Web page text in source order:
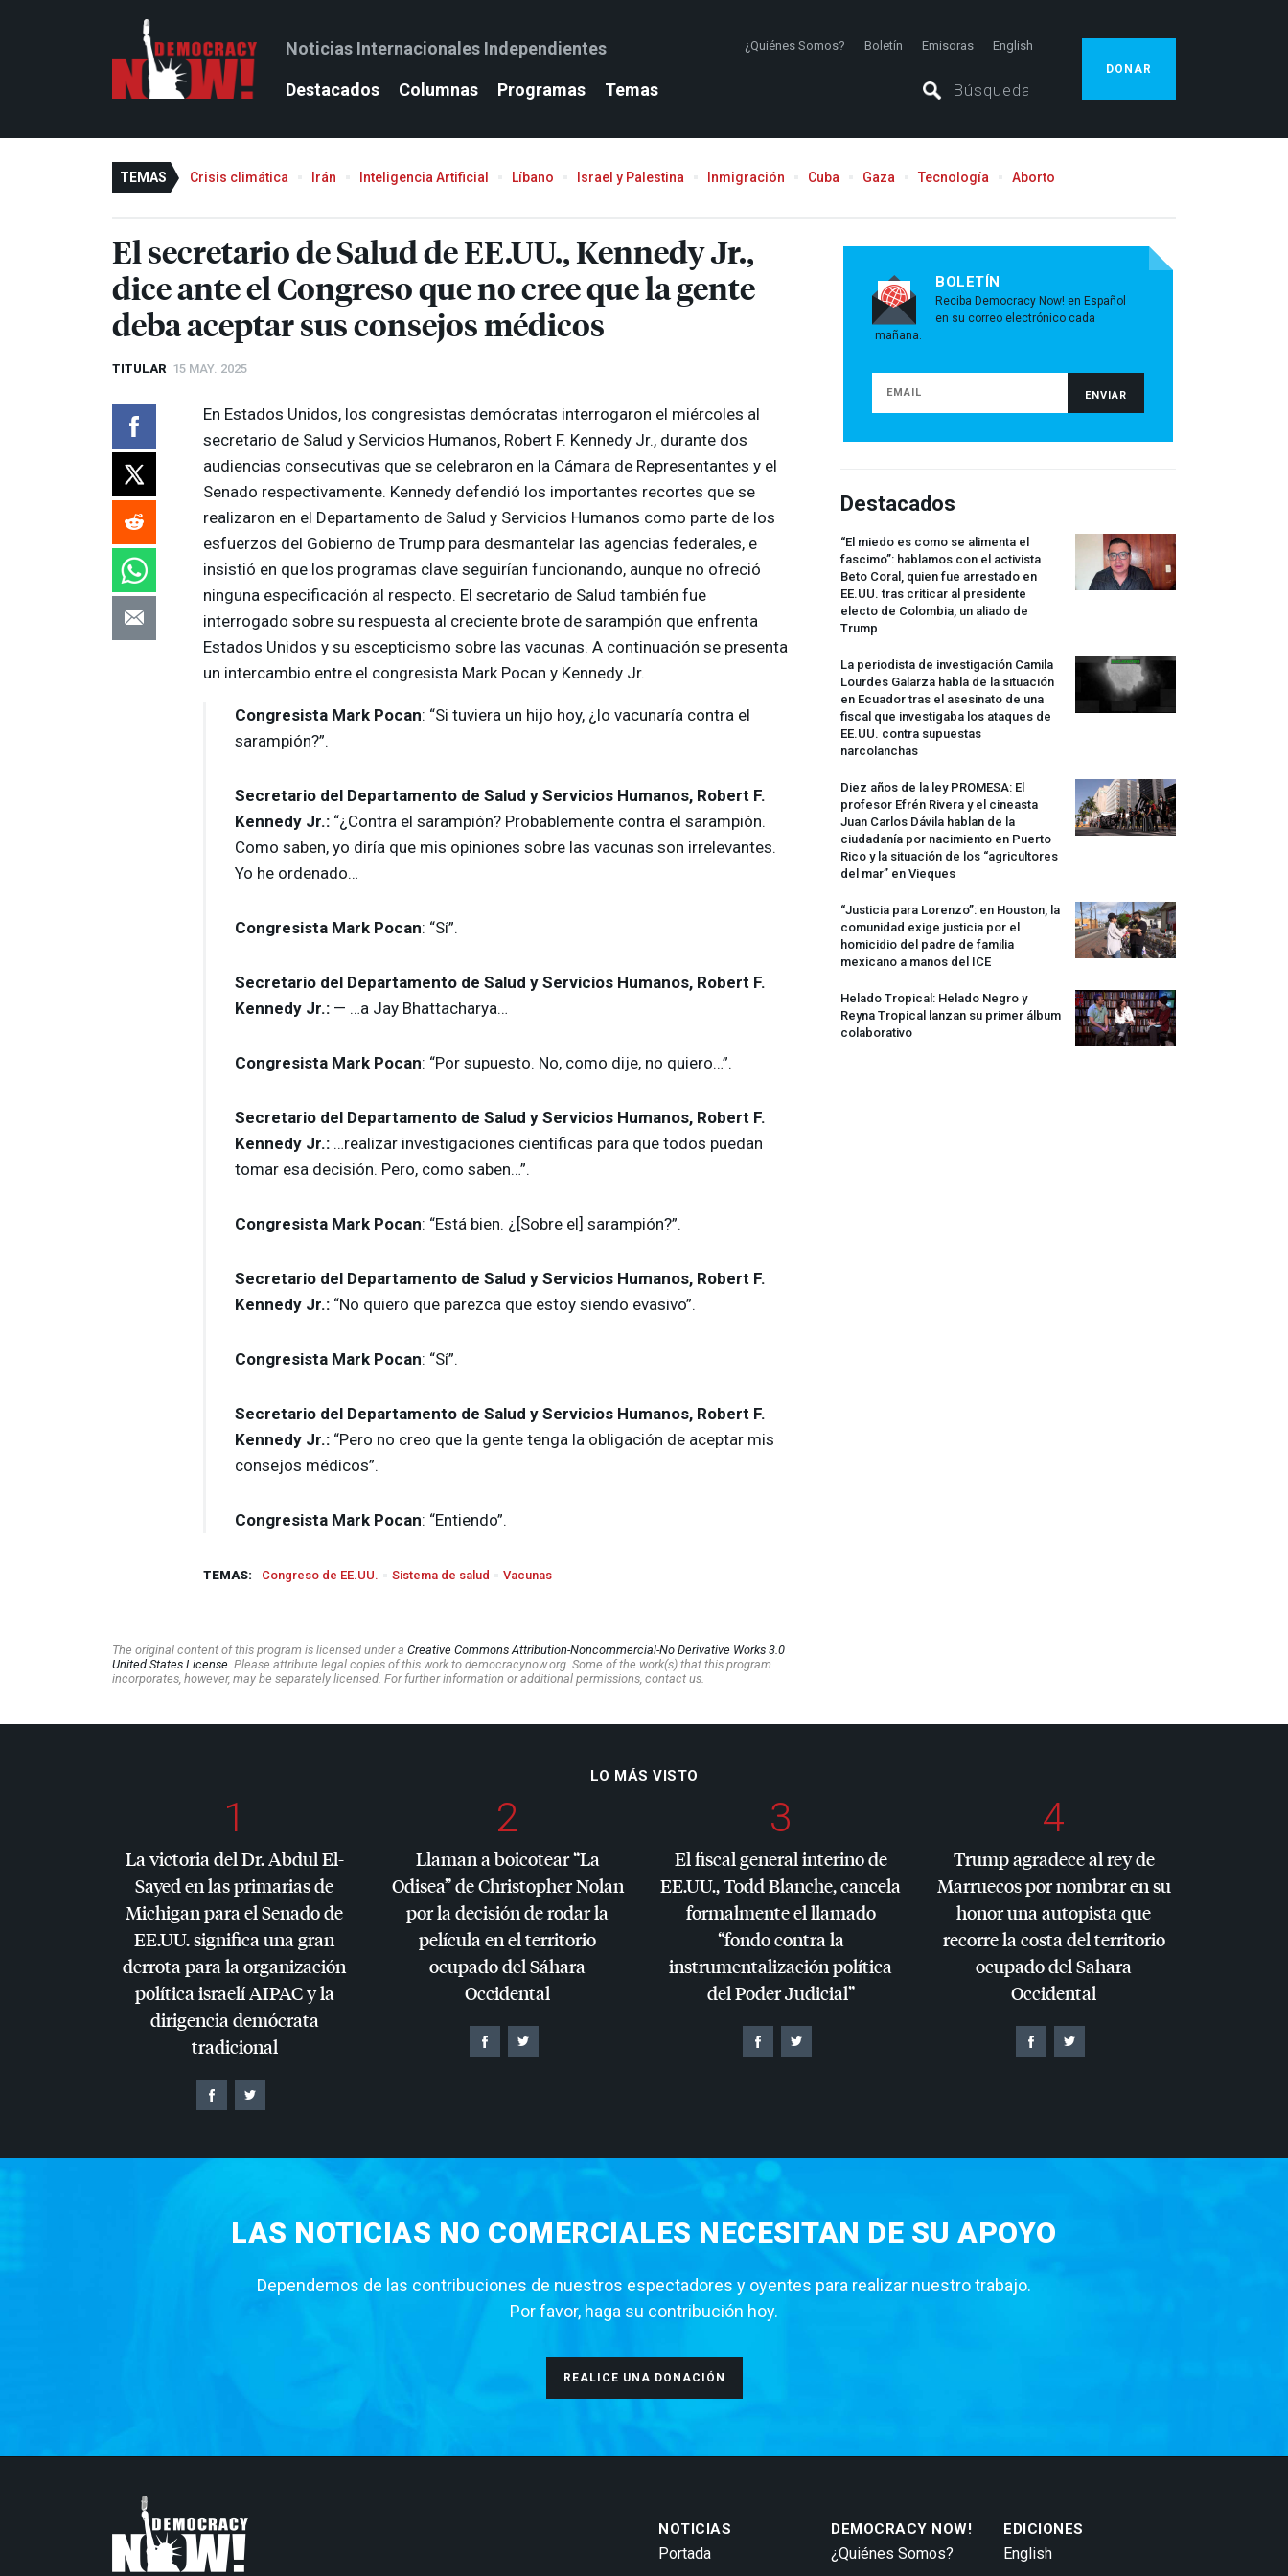
Noticias Internacionales Independientes ¿Quiénes Somos? Boletín Emisoras English
Destacados Columnas Programas Temas
DONAR
TEMAS Crisis climática Irán Inteligencia Artificial Líbano Israel y Palestina Inmigración Cuba Gaza Tecnología Aborto
El secretario de Salud de EE.UU., Kennedy Jr.,
dice ante el Congreso que no cree que la gente
deba aceptar sus consejos médicos
TITULAR 15 MAY. 2025
En Estados Unidos, los congresistas demócratas interrogaron el miércoles al
secretario de Salud y Servicios Humanos, Robert F. Kennedy Jr., durante dos
audiencias consecutivas que se celebraron en la Cámara de Representantes y el
Senado respectivamente. Kennedy defendió los importantes recortes que se
realizaron en el Departamento de Salud y Servicios Humanos como parte de los
esfuerzos del Gobierno de Trump para desmantelar las agencias federales, e
insistió en que los programas clave seguirían funcionando, aunque no ofreció
ninguna especificación al respecto. El secretario de Salud también fue
interrogado sobre su respuesta al creciente brote de sarampión que enfrenta
Estados Unidos y su escepticismo sobre las vacunas. A continuación se presenta
un intercambio entre el congresista Mark Pocan y Kennedy Jr.
Congresista Mark Pocan: “Si tuviera un hijo hoy, ¿lo vacunaría contra el
sarampión?”.
Secretario del Departamento de Salud y Servicios Humanos, Robert F.
Kennedy Jr.: “¿Contra el sarampión? Probablemente contra el sarampión.
Como saben, yo diría que mis opiniones sobre las vacunas son irrelevantes.
Yo he ordenado…
Congresista Mark Pocan: “Sí”.
Secretario del Departamento de Salud y Servicios Humanos, Robert F.
Kennedy Jr.: — …a Jay Bhattacharya…
Congresista Mark Pocan: “Por supuesto. No, como dije, no quiero…”.
Secretario del Departamento de Salud y Servicios Humanos, Robert F.
Kennedy Jr.: …realizar investigaciones científicas para que todos puedan
tomar esa decisión. Pero, como saben…”.
Congresista Mark Pocan: “Está bien. ¿[Sobre el] sarampión?”.
Secretario del Departamento de Salud y Servicios Humanos, Robert F.
Kennedy Jr.: “No quiero que parezca que estoy siendo evasivo”.
Congresista Mark Pocan: “Sí”.
Secretario del Departamento de Salud y Servicios Humanos, Robert F.
Kennedy Jr.: “Pero no creo que la gente tenga la obligación de aceptar mis
consejos médicos”.
Congresista Mark Pocan: “Entiendo”.
TEMAS: Congreso de EE.UU. Sistema de salud Vacunas
The original content of this program is licensed under a Creative Commons Attribution-Noncommercial-No Derivative Works 3.0
United States License . Please attribute legal copies of this work to democracynow.org. Some of the work(s) that this program
incorporates, however, may be separately licensed. For further information or additional permissions, contact us.
BOLETÍN
Reciba Democracy Now! en Español
en su correo electrónico cada
mañana.
Destacados
“El miedo es como se alimenta el
fascimo”: hablamos con el activista
Beto Coral, quien fue arrestado en
EE.UU. tras criticar al presidente
electo de Colombia, un aliado de
Trump
La periodista de investigación Camila
Lourdes Galarza habla de la situación
en Ecuador tras el asesinato de una
fiscal que investigaba los ataques de
EE.UU. contra supuestas
narcolanchas
Diez años de la ley PROMESA: El
profesor Efrén Rivera y el cineasta
Juan Carlos Dávila hablan de la
ciudadanía por nacimiento en Puerto
Rico y la situación de los “agricultores
del mar” en Vieques
“Justicia para Lorenzo”: en Houston, la
comunidad exige justicia por el
homicidio del padre de familia
mexicano a manos del ICE
Helado Tropical: Helado Negro y
Reyna Tropical lanzan su primer álbum
colaborativo
LO MÁS VISTO
1
La victoria del Dr. Abdul El-
Sayed en las primarias de
Michigan para el Senado de
EE.UU. significa una gran
derrota para la organización
política israelíAIPACy la
dirigencia demócrata
tradicional
2
Llaman a boicotear “La
Odisea” de Christopher Nolan
por la decisión de rodar la
película en el territorio
ocupado del Sáhara
Occidental
3
El fiscal general interino de
EE.UU., Todd Blanche, cancela
formalmente el llamado
“fondo contra la
instrumentalización política
del Poder Judicial”
4
Trump agradece al rey de
Marruecos por nombrar en su
honor una autopista que
recorre la costa del territorio
ocupado del Sahara
Occidental
LAS NOTICIAS NO COMERCIALES NECESITAN DE SU APOYO
Dependemos de las contribuciones de nuestros espectadores y oyentes para realizar nuestro trabajo.
Por favor, haga su contribución hoy.
REALICE UNA DONACIÓN
NOTICIAS
Portada
DEMOCRACY NOW!
¿Quiénes Somos?
EDICIONES
English